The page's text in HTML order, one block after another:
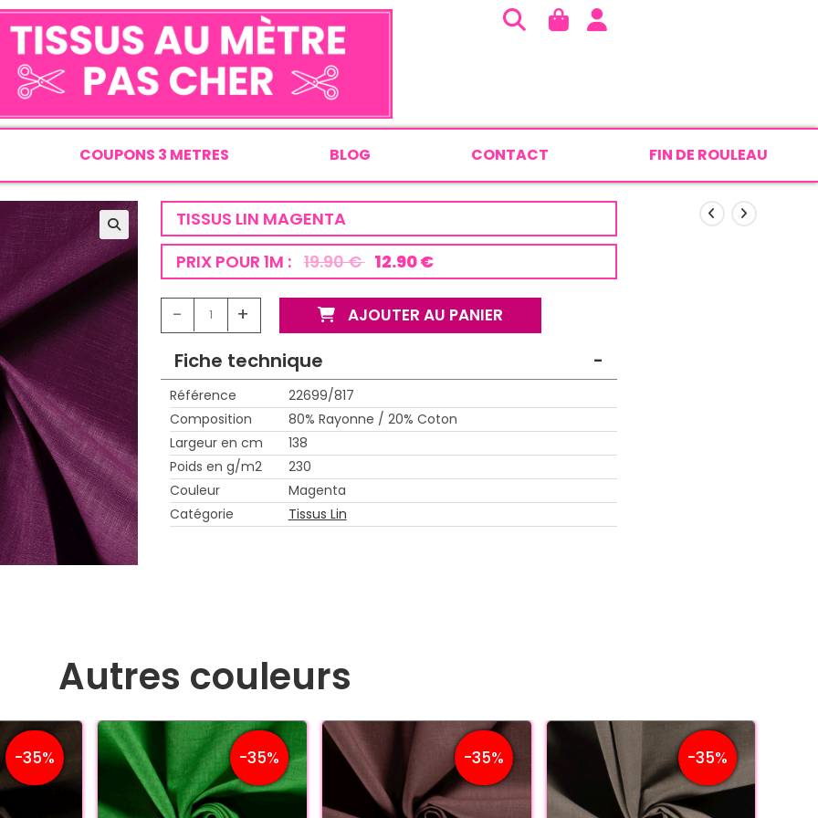
COUPONS 3 METRES BLOG CONTACT FIN DE ROULEAU
TISSUS LIN MAGENTA
PRIX POUR 1M : 19.90 € 12.90 €
- + AJOUTER AU PANIER
Fiche technique -
Référence
22699/817
Composition
80% Rayonne / 20% Coton
Largeur en cm
138
Poids en g/m2
230
Couleur
Magenta
Catégorie
Tissus Lin
Autres couleurs
-35% -35% -35% -35%